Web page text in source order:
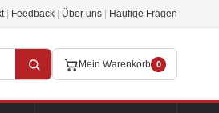
Feedback Über uns Häufige Fragen
Mein Warenkorb 0